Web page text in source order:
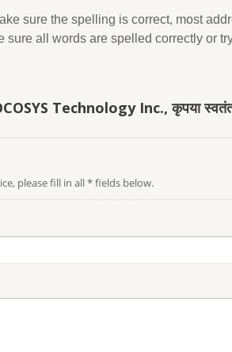
sure the spelling is correct, most
sure all words are spelled correctly or
Technology Inc., कृपया